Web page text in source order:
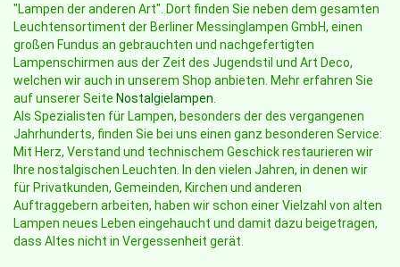
"Lampen der anderen Art". Dort finden Sie neben dem gesamten
Leuchtensortiment der Berliner Messinglampen GmbH, einen
großen Fundus an gebrauchten und nachgefertigten
Lampenschirmen aus der Zeit des Jugendstil und Art Deco,
welchen wir auch in unserem Shop anbieten. Mehr erfahren Sie
auf unserer Seite Nostalgielampen.
Als Spezialisten für Lampen, besonders der des vergangenen
Jahrhunderts, finden Sie bei uns einen ganz besonderen Service:
Mit Herz, Verstand und technischem Geschick restaurieren wir
Ihre nostalgischen Leuchten. In den vielen Jahren, in denen wir
für Privatkunden, Gemeinden, Kirchen und anderen
Auftraggebern arbeiten, haben wir schon einer Vielzahl von alten
Lampen neues Leben eingehaucht und damit dazu beigetragen,
dass Altes nicht in Vergessenheit gerät.